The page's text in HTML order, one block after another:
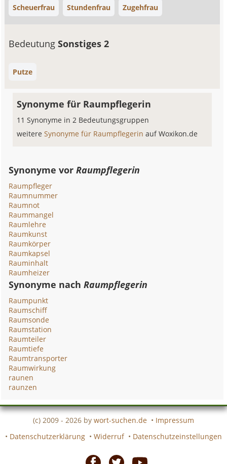
Scheuerfrau Stundenfrau Zugehfrau
BedeutungSonstiges 2
Putze
Synonyme für Raumpflegerin
11 Synonyme in 2 Bedeutungsgruppen
weitereSynonyme für Raumpflegerinauf Woxikon.de
Synonyme vorRaumpflegerin
Raumpfleger
Raumnummer
Raumnot
Raummangel
Raumlehre
Raumkunst
Raumkörper
Raumkapsel
Rauminhalt
Raumheizer
Synonyme nachRaumpflegerin
Raumpunkt
Raumschiff
Raumsonde
Raumstation
Raumteiler
Raumtiefe
Raumtransporter
Raumwirkung
raunen
raunzen
(c) 2009 - 2026 by wort-suchen.de • Impressum
• Datenschutzerklärung • Widerruf • Datenschutzeinstellungen